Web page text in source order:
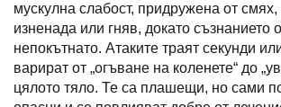
мускулна слабост, придружена от смях,
изненада или гняв, докато съзнанието
непокътнато. Атаките траят секунди
варират от „огъване на коленете“ до
цялото тяло. Те са плашещи, но сами